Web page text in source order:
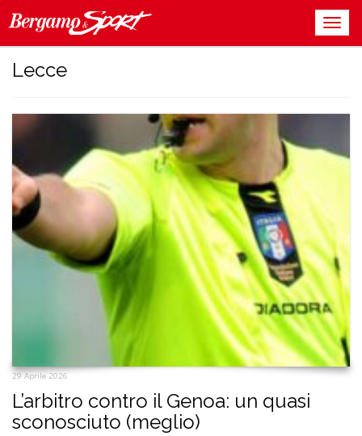
Lecce
29 Aprile 2026
L’arbitro contro il Genoa: un quasi
sconosciuto (meglio)